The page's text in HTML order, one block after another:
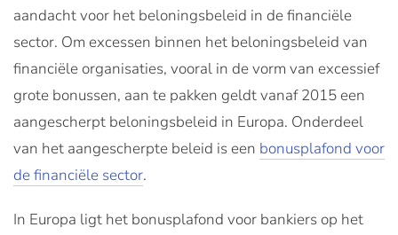
aandacht voor het beloningsbeleid in de financiële
sector. Om excessen binnen het beloningsbeleid van
financiële organisaties, vooral in de vorm van excessief
grote bonussen, aan te pakken geldt vanaf 2015 een
aangescherpt beloningsbeleid in Europa. Onderdeel
van het aangescherpte beleid is een bonusplafond voor
de financiële sector.
In Europa ligt het bonusplafond voor bankiers op het